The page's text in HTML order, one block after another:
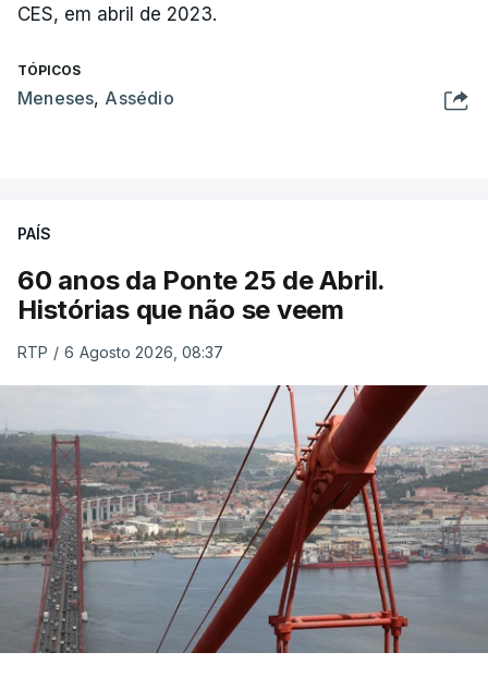
CES, em abril de 2023.
TÓPICOS
Meneses, Assédio
PAÍS
60 anos da Ponte 25 de Abril.
Histórias que não se veem
RTP / 6 Agosto 2026, 08:37